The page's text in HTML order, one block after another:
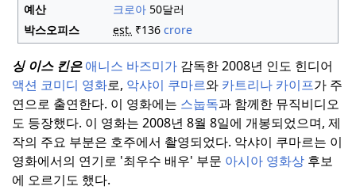
예산
크로아 50달러
박스오피스
est. ₹136crore
싱 이스 킨은 애니스 바즈미가 감독한 2008년 인도 힌디어
액션 코미디 영화로, 악샤이 쿠마르와 카트리나 카이프가 주
연으로 출연한다. 이 영화에는 스눕독과 함께한 뮤직비디오
도 등장했다. 이 영화는 2008년 8월 8일에 개봉되었으며, 제
작의 주요 부분은 호주에서 촬영되었다. 악샤이 쿠마르는 이
영화에서의 연기로 '최우수 배우' 부문 아시아 영화상 후보
에 오르기도 했다.